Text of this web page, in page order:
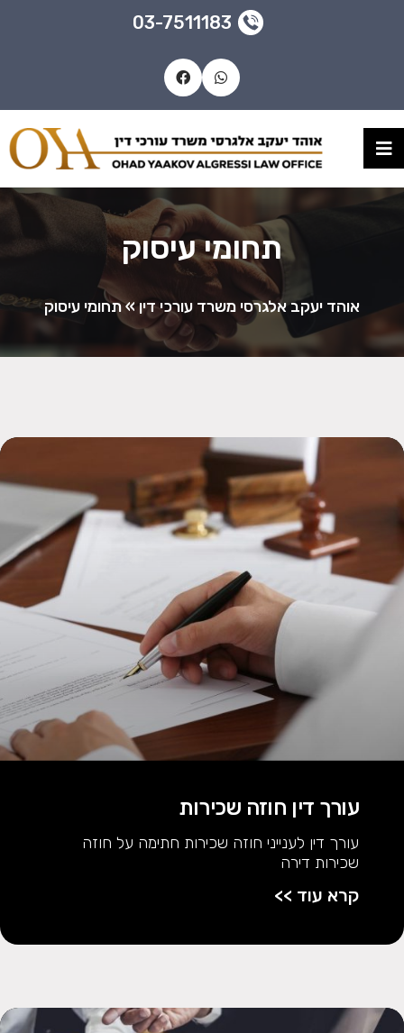
03-7511183
תחומי עיסוק
אוהד יעקב אלגרסי משרד עורכי דין»תחומי עיסוק
עורך דין חוזה שכירות
עורך דין לענייני חוזה שכירות חתימה על חוזה
שכירות דירה
קרא עוד >>